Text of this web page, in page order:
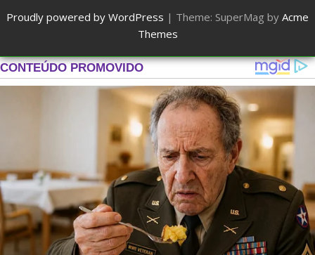
Proudly powered by WordPress | Theme: SuperMag by Acme
Themes